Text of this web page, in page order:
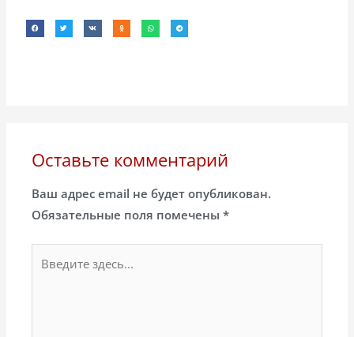
Оставьте комментарий
Ваш адрес email не будет опубликован.
Обязательные поля помечены*
здесь...